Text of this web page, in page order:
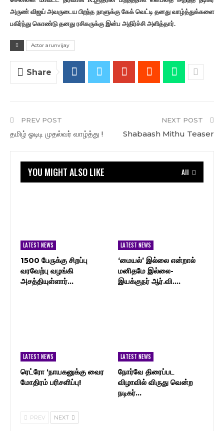
அருண் விஜய் அவருடைய பிறந்த நாளுக்கு கேக் வெட்டி தனது வாழ்த்துக்களை
பகிர்ந்து கொண்டு தனது ரசிகருக்கு இன்ப அதிர்ச்சி அளித்தார்.
Actor arunvijay
Share
PREV POST
தமிழ் ஓடிடி முதல்வர் வாழ்த்து !
NEXT POST
Shabaash Mithu Teaser
All
YOU MIGHT ALSO LIKE
LATEST NEWS
1500 பேருக்கு சிறப்பு
வரவேற்பு வழங்கி
அசத்தியுள்ளார்…
LATEST NEWS
‘மையல்’ இல்லை என்றால்
மனிதமே இல்லை-
இயக்குநர் ஆர்.வி.…
LATEST NEWS
ரெட்ரோ ‘நாயகனுக்கு வைர
மோதிரம் பரிசளிப்பு!
LATEST NEWS
நோர்வே திரைப்பட
விழாவில் விருது வென்ற
நடிகர்…
PREV NEXT